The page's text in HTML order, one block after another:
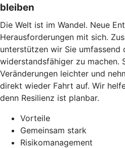
bleiben
Die Welt ist im Wandel. Neue
Herausforderungen mit sich.
unterstützen wir Sie umfassend
widerstandsfähiger zu machen.
Veränderungen leichter und
direkt wieder Fahrt auf. Wir
denn Resilienz ist planbar.
Vorteile
Gemeinsam stark
Risikomanagement